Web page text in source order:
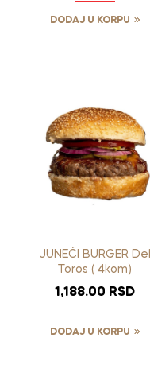
DODAJ U KORPU
JUNEĆI BURGER Del
Toros ( 4kom)
1,188.00 RSD
DODAJ U KORPU